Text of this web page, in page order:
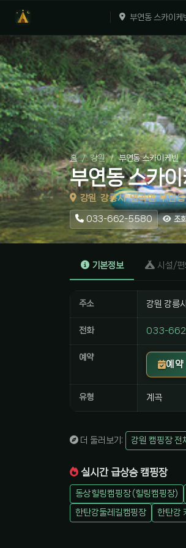
부연동 스카이케
홈 강원 부연동 스카이케빈
부연동 스카
강원 강릉시 연곡면 부연
033-662-5580 조
기본정보 시설/편
주소 강원 강릉
전화 033-
예약
예약
유형 계곡
더 둘러보기: 강원 캠핑장 전
실시간 급상승 캠핑장
동상힐링캠핑장 (힐링캠핑장)
한탄강둘레길캠핑장
한탄강